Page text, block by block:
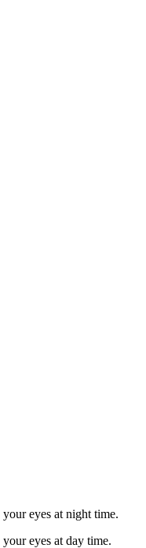
eyes at night time.
eyes at day time.